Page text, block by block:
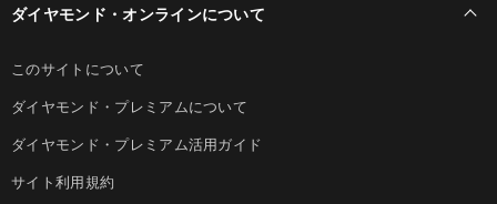
ダイヤモンド・オンラインについて
このサイトについて
ダイヤモンド・プレミアムについて
ダイヤモンド・プレミアム活用ガイド
サイト利用規約